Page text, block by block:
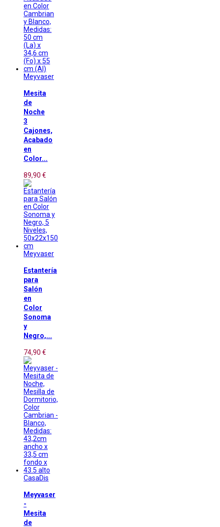
Meyvaser
Mesita
de
Noche
3
Cajones,
Acabado
en
Color...
89,90 €
Meyvaser
Estantería
para
Salón
en
Color
Sonoma
y
Negro,...
74,90 €
CasaDis
Meyvaser
-
Mesita
de